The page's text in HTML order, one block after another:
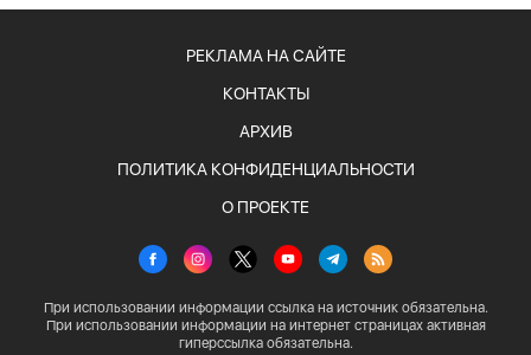
РЕКЛАМА НА САЙТЕ
КОНТАКТЫ
АРХИВ
ПОЛИТИКА КОНФИДЕНЦИАЛЬНОСТИ
О ПРОЕКТЕ
При использовании информации ссылка на источник обязательна.
При использовании информации на интернет страницах активная
гиперссылка обязательна.